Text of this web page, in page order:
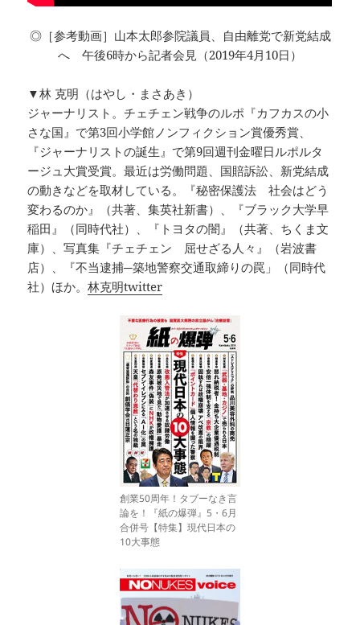
◎［参考動画］山本太郎参院議員、自由離党で新党結成
へ 午後6時から記者会見（2019年4月10日）
▼林 克明（はやし・まさあき）
ジャーナリスト。チェチェン戦争のルポ『カフカスの小
さな国』で第3回小学館ノンフィクション賞優秀賞、
『ジャーナリストの誕生』で第9回週刊金曜日ルポルタ
ージュ大賞受賞。最近は労働問題、国賠訴訟、新党結成
の動きなどを取材している。『秘密保護法 社会はどう
変わるのか』（共著、集英社新書）、『ブラック大学早
稲田』（同時代社）、『トヨタの闇』（共著、ちくま文
庫）、写真集『チェチェン 屈せざる人々』（岩波書
店）、『不当逮捕─築地警察交通取締りの罠」（同時代
社）ほか。林克明twitter
創業50周年！タブーなき言
論を！『紙の爆弾』5・6月
合併号【特集】現代日本の
10大事態